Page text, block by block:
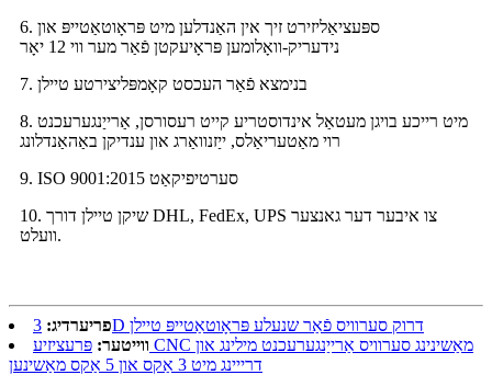
6. ספּעציאַליזירט זיך אין האַנדלען מיט פּראָוטאַטייפּ און
נידעריק-וואָלומען פּראָיעקטן פֿאַר מער ווי 12 יאָר
7. בנימצא פֿאַר העכסט קאָמפּליצירטע טיילן
8. מיט רייכע בויגן מעטאַל אינדוסטריע קייט רעסורסן, אַרייַנגערעכנט
רוי מאַטעריאַלס, ייַזנוואַרג און ענדיקן באַהאַנדלונג
9. ISO 9001:2015 סערטיפיקאַט
10. שיקן טיילן דורך DHL, FedEx, UPS צו איבער דער גאנצער
וועלט.
פריערדיג:
3D דרוק סערוויס פֿאַר שנעלע פּראָוטאַטייפּ טיילן
ווייטער: פּרעציזיע CNC מאַשינינג סערוויס אַרייַנגערעכנט מילינג און
דרייינג מיט 3 אַקס און 5 אַקס מאַשינען